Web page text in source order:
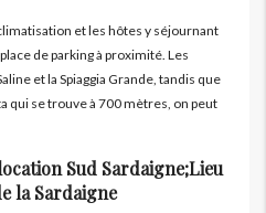
et les hôtes y séjournant
de parking à proximité. Les
et la Spiaggia Grande, tandis que
qui se trouve à 700 mètres, on peut
Sud Sardaigne;Lieu
la Sardaigne